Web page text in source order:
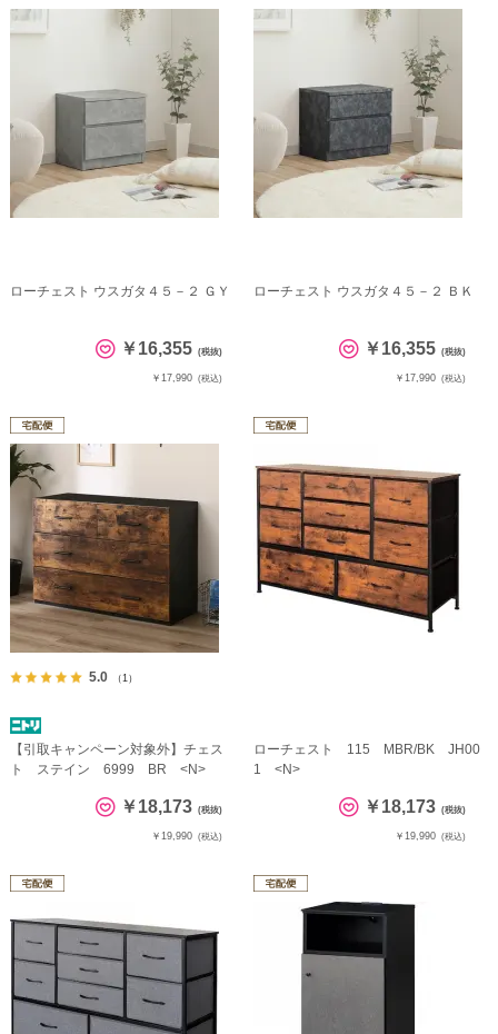
ローチェスト ウスガタ４５－２ ＧＹ
￥16,355 (税抜)
￥17,990 (税込)
ローチェスト ウスガタ４５－２ ＢＫ
￥16,355 (税抜)
￥17,990 (税込)
5.0 （1）
【引取キャンペーン対象外】チェス
ト ステイン 6999 BR <N>
￥18,173 (税抜)
￥19,990 (税込)
ローチェスト 115 MBR/BK JH00
1 <N>
￥18,173 (税抜)
￥19,990 (税込)